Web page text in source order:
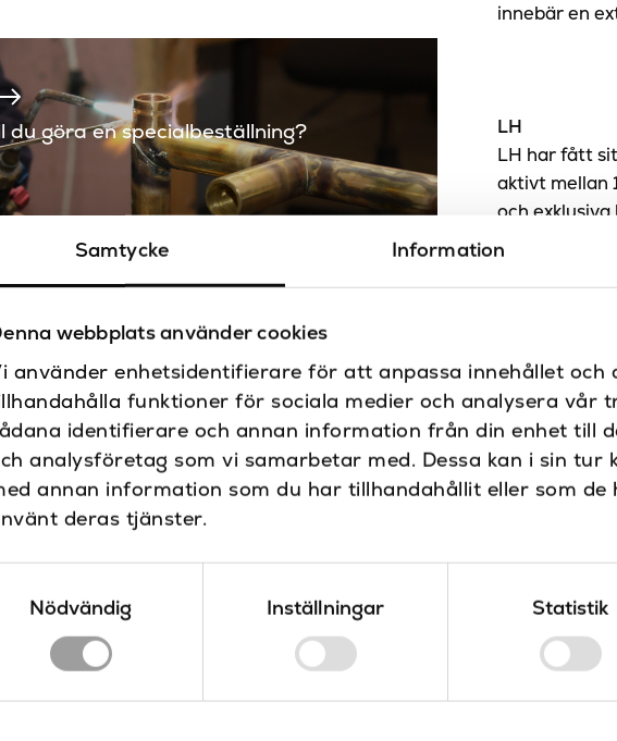
Samtycke Information
webbplats använder cookies
använder enhetsidentifierare för att anpassa innehållet och
funktioner för sociala medier och analysera vår
identifierare och annan information från din enhet till
analysföretag som vi samarbetar med. Dessa kan i sin tur
annan information som du har tillhandahållit eller som
deras tjänster.
Nödvändig
Inställningar Statistik
du göra en specialbeställning?
innebär en
LH
LH har fått
aktivt mellan
och
Sanova har
gällande
något
Hela
Sanova –
Sanova är
Våra
Diameter (mm)
Djup (mm)
Dokument
Ritning
Montering